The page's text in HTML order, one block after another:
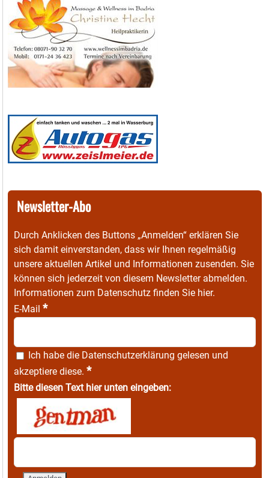
Newsletter-Abo
Durch Anklicken des Buttons „Anmelden“ erklären Sie
sich damit einverstanden, dass wir Ihnen regelmäßig
unsere aktuellen Artikel und Informationen zusenden. Sie
können sich jederzeit von diesem Newsletter abmelden.
Informationen zum Datenschutz finden Sie hier.
E-Mail *
Ich habe die Datenschutzerklärung gelesen und
akzeptiere diese. *
Bitte diesen Text hier unten eingeben: